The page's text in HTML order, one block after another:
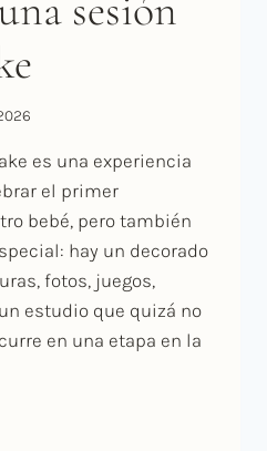
es una experiencia
el primer
bebé, pero también
hay un decorado
fotos, juegos,
estudio que quizá no
en una etapa en la